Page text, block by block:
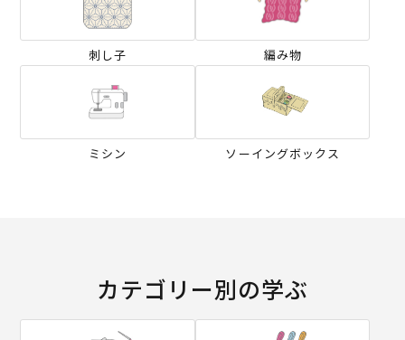
刺し子 編み物
ミシン ソーイングボックス
カテゴリー別の学ぶ